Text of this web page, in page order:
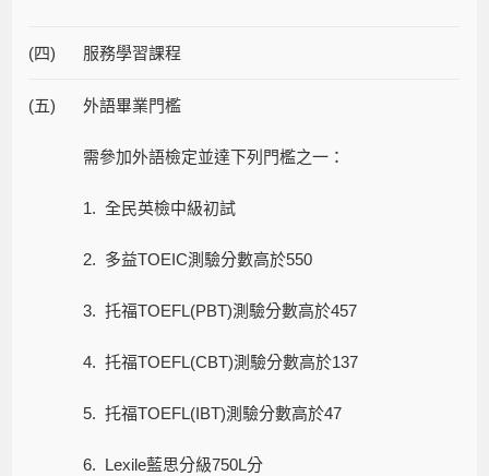
(四) 服務學習課程
(五) 外語畢業門檻
需參加外語檢定並達下列門檻之一：
1. 全民英檢中級初試
2. 多益TOEIC測驗分數高於550
3. 托福TOEFL(PBT)測驗分數高於457
4. 托福TOEFL(CBT)測驗分數高於137
5. 托福TOEFL(IBT)測驗分數高於47
6. Lexile藍思分級750L分